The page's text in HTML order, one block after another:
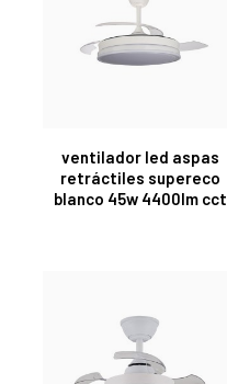
ventilador led aspas
retráctiles supereco
blanco 45w 4400lm cct